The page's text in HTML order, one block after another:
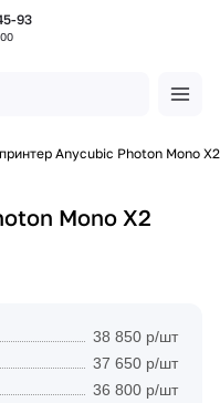
93
Anycubic Photon Mono X2
Mono X2
38 850 р/шт
37 650 р/шт
36 800 р/шт